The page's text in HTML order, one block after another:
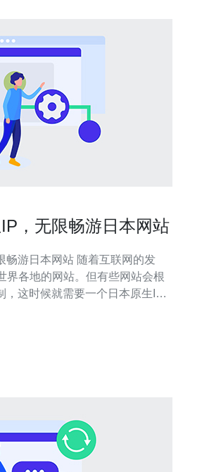
，无限畅游日本网站
站 随着互联网的发
界各地的网站。但有些网站会根
，这时候就需要一个日本原生IP
自日本的